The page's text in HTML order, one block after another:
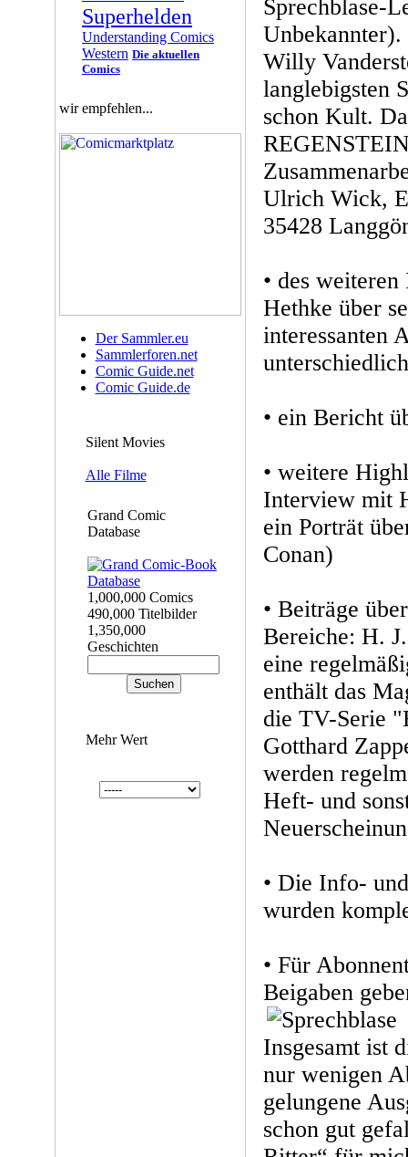
Superhelden
Understanding Comics
Western Die aktuellen
Comics
wir empfehlen...
Der Sammler.eu
Sammlerforen.net
Comic Guide.net
Comic Guide.de
Silent Movies
Alle Filme
Grand Comic
Database
1,000,000 Comics
490,000 Titelbilder
1,350,000
Geschichten
Mehr Wert
Sprechblase-
Willy
langlebigsten
schon Kult.
Ulrich Wick,
35428
• des
Hethke über
interessanten
• ein Bericht
• weitere
Interview mit
ein Porträt
Conan)
• Beiträge
Bereiche: H.
eine
enthält das
die TV-Serie
Gotthard
werden
Heft- und
• Die Info-
wurden
• Für
Beigaben
Insgesamt ist
nur wenigen
gelungene
schon gut